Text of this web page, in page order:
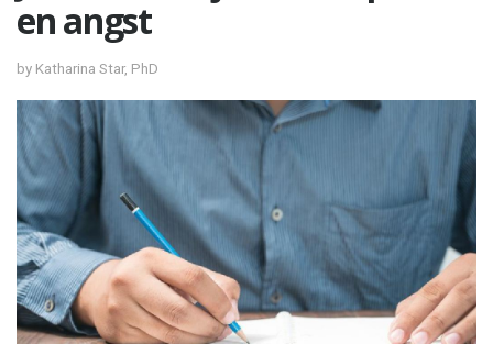
en angst
by Katharina Star, PhD